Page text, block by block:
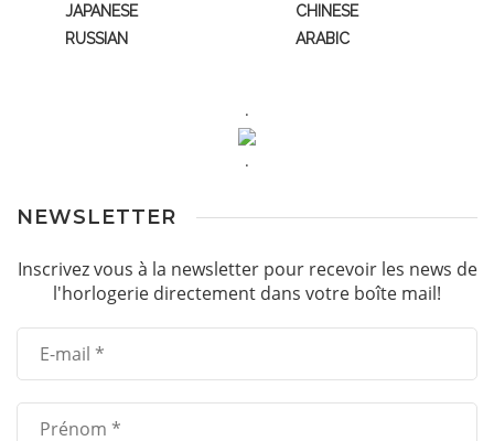
JAPANESE
CHINESE
RUSSIAN
ARABIC
.
.
NEWSLETTER
Inscrivez vous à la newsletter pour recevoir les news de
l'horlogerie directement dans votre boîte mail!